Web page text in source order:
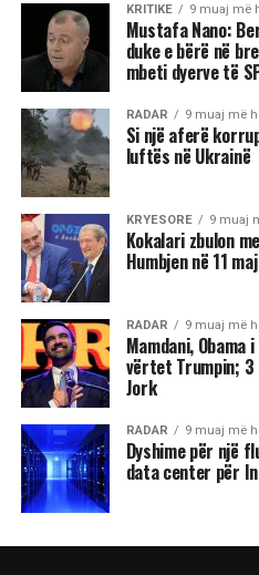
KRITIKE 9 muaj më
Mustafa Nano:
duke e bërë në
mbeti dyerve të
RADAR 9 muaj më
Si një aferë
luftës në Ukrainë
KRYESORE 9 muaj
Kokalari zbulon
Humbjen në 11
RADAR 9 muaj më
Mamdani, Obama
vërtet Trumpin; 3
Jork
RADAR 9 muaj më
Dyshime për një
data center për